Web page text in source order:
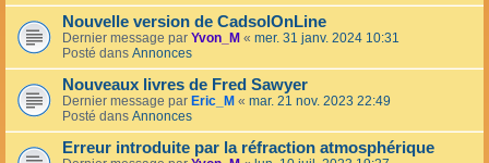
Nouvelle version de CadsolOnLine
Dernier message par Yvon_M « mer. 31 janv. 2024 10:31
Posté dans Annonces
Nouveaux livres de Fred Sawyer
Dernier message par Eric_M « mar. 21 nov. 2023 22:49
Posté dans Annonces
Erreur introduite par la réfraction atmosphérique